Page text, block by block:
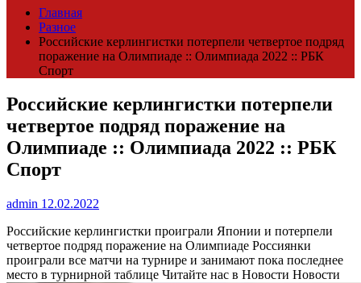
Главная
Разное
Российские керлингистки потерпели четвертое подряд
поражение на Олимпиаде :: Олимпиада 2022 :: РБК
Спорт
Российские керлингистки потерпели
четвертое подряд поражение на
Олимпиаде :: Олимпиада 2022 :: РБК
Спорт
admin 12.02.2022
Российские керлингистки проиграли Японии и потерпели
четвертое подряд поражение на Олимпиаде Россиянки
проиграли все матчи на турнире и занимают пока последнее
место в турнирной таблице Читайте нас в Новости Новости